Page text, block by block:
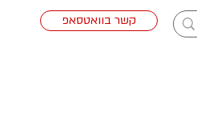
קשר בוואטסאפ